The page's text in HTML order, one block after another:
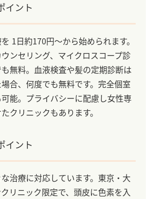
イント
1日約170円～から始められます。
ンセリング、マイクロスコープ診
無料。血液検査や髪の定期診断は
合、何度でも無料です。完全個室
能。プライバシーに配慮し女性専
クリニックもあります。
イント
治療に対応しています。東京・大
リニック限定で、頭皮に色素を入